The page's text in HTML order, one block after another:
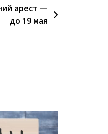
арест —
до 19 мая